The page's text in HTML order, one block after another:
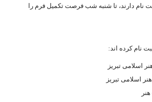
نام دارند، تا شنبه شب فرصت تکمیل فرم را
نام کرده اند:
اسلامی تبریز
اسلامی تبریز